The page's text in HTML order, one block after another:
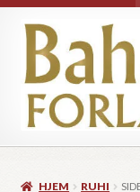
Hopp
til
navigasjon
Hopp
til
innhold
HJEM RUHI